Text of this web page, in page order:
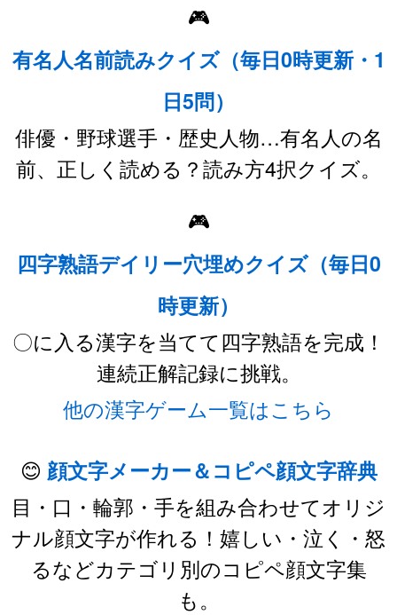
🎮
有名人名前読みクイズ（毎日0時更新・1
日5問）
俳優・野球選手・歴史人物…有名人の名
前、正しく読める？読み方4択クイズ。
🎮
四字熟語デイリー穴埋めクイズ（毎日0
時更新）
〇に入る漢字を当てて四字熟語を完成！
連続正解記録に挑戦。
他の漢字ゲーム一覧はこちら
😊 顔文字メーカー＆コピペ顔文字辞典
目・口・輪郭・手を組み合わせてオリジ
ナル顔文字が作れる！嬉しい・泣く・怒
るなどカテゴリ別のコピペ顔文字集
も。